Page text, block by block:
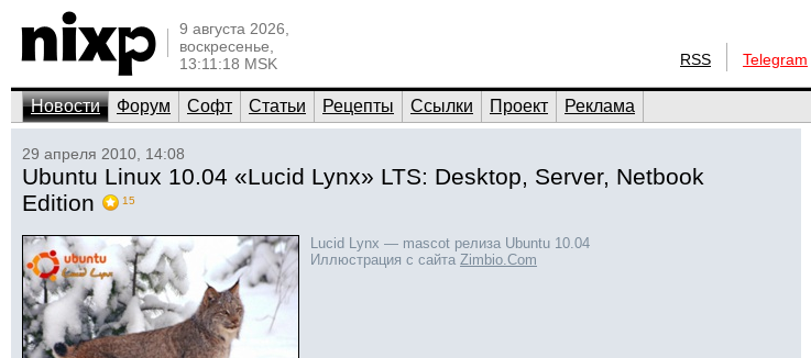
9 августа 2026,
воскресенье,
13:11:18 MSK
RSS Telegram
Новости Форум Софт Статьи Рецепты Ссылки Проект Реклама
29 апреля 2010, 14:08
Ubuntu Linux 10.04 «Lucid Lynx» LTS: Desktop, Server, Netbook
Edition
15
Lucid Lynx — mascot релиза Ubuntu 10.04
Иллюстрация с сайта Zimbio.Com